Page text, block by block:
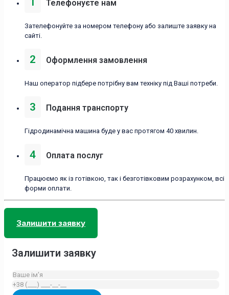
Телефонуєте нам
Зателефонуйте за номером телефону або залиште заявку на
сайті.
2 Оформлення замовлення
Наш оператор підбере потрібну вам техніку під Ваші потреби.
3 Подання транспорту
Гідродинамічна машина буде у вас протягом 40 хвилин.
4 Оплата послуг
Працюємо як із готівкою, так і безготівковим розрахунком, всі
форми оплати.
Залишити заявку
Залишити заявку